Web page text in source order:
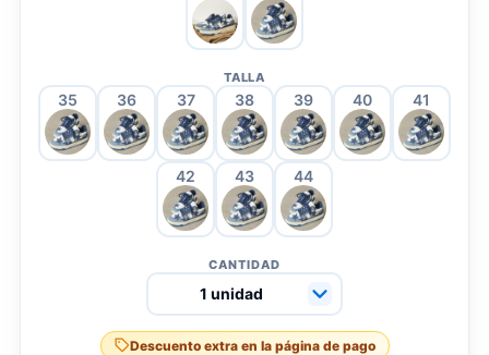
TALLA
35 36 37 38 39 40 41
42 43 44
CANTIDAD
Descuento extra en la página de pago